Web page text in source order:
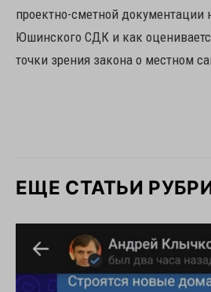
проектно-сметной документации
Юшинского СДК и как
точки зрения закона о местном
ЕЩЕ СТАТЬИ